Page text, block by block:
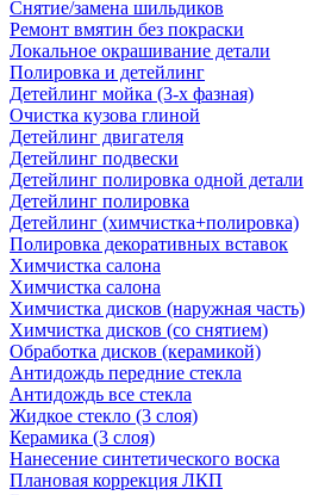
Снятие/замена шильдиков
Ремонт вмятин без покраски
Локальное окрашивание детали
Полировка и детейлинг
Детейлинг мойка (3-х фазная)
Очистка кузова глиной
Детейлинг двигателя
Детейлинг подвески
Детейлинг полировка одной детали
Детейлинг полировка
Детейлинг (химчистка+полировка)
Полировка декоративных вставок
Химчистка салона
Химчистка салона
Химчистка дисков (наружная часть)
Химчистка дисков (со снятием)
Обработка дисков (керамикой)
Антидождь передние стекла
Антидождь все стекла
Жидкое стекло (3 слоя)
Керамика (3 слоя)
Нанесение синтетического воска
Плановая коррекция ЛКП